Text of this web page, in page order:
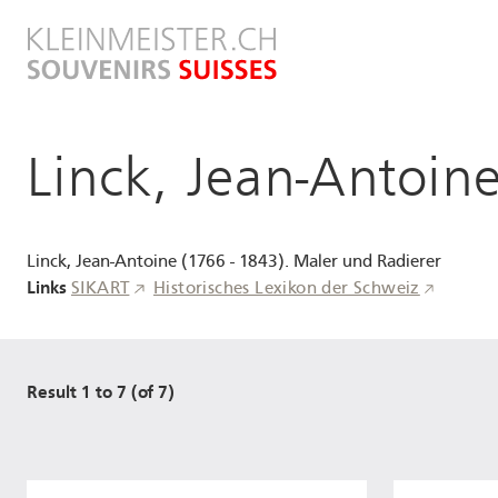
zum
Inhalt
Linck, Jean-
Linck, Jean-Antoine (1766 - 1843). Maler und Radierer
Links SIKART Historisches Lexikon der Schweiz
Result 1 to 7 (of 7)